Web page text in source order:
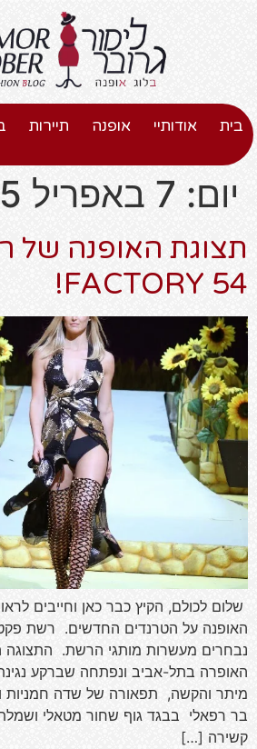
בית אודותיי אופנה תיירות
יום: 7 באפריל 2015
תצוגת האופנה של
FACTORY 54!
שלום לכולם, הקיץ כבר כאן וחייבים
נבחרים מעשרות מותגי הרשת. התצוגה
האופרה בתל-אביב ונפתחה שברקע
מיתר והקשה, תפאורה של שדה חמניות
בר רפאלי בבגד גוף שחור מטאלי
קשירה […]